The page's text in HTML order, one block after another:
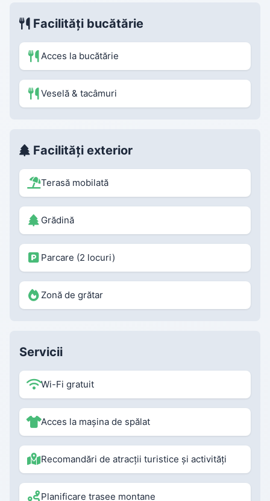
Facilități bucătărie
Acces la bucătărie
Veselă & tacâmuri
Facilități exterior
Terasă mobilată
Grădină
Parcare (2 locuri)
Zonă de grătar
Servicii
Wi-Fi gratuit
Acces la mașina de spălat
Recomandări de atracții turistice și activități
Planificare trasee montane